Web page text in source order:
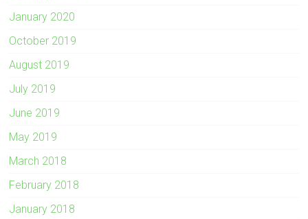
January 2020
October 2019
August 2019
July 2019
June 2019
May 2019
March 2018
February 2018
January 2018